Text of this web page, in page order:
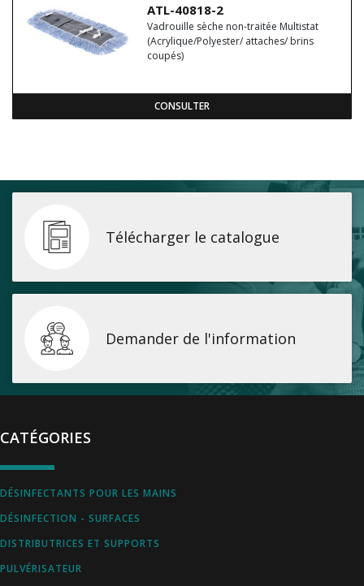
ATL-40818-2
Vadrouille sèche non-traitée Multistat
(Acrylique/Polyester/ attaches/ brins
coupés)
CONSULTER
Télécharger le catalogue
Demander de l'information
CATÉGORIES
DÉSINFECTANTS POUR LES MAINS
DÉSINFECTION - SURFACES
DISTRIBUTRICES ET SUPPORTS
PULVÉRISATEUR